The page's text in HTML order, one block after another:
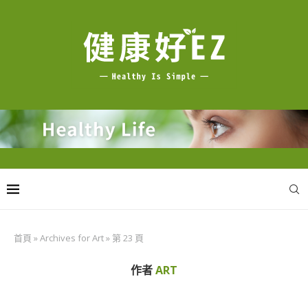
首頁 »Archives for Art» 第 23 頁
作者ART